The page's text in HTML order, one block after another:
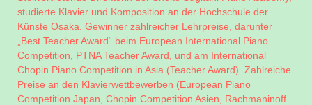
studierte Klavier und Komposition an der Hochschule der
Künste Osaka. Gewinner zahlreicher Lehrpreise, darunter
„Best Teacher Award“ beim European International Piano
Competition, PTNA Teacher Award, und am International
Chopin Piano Competition in Asia (Teacher Award). Zahlreiche
Preise an den Klavierwettbewerben (European Piano
Competition Japan, Chopin Competition Asien, Rachmaninoff